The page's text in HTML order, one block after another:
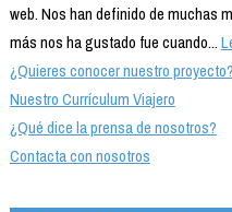
web. Nos han definido de muchas
más nos ha gustado fue cuando...
¿Quieres conocer nuestro proyecto?
Nuestro Currículum Viajero
¿Qué dice la prensa de nosotros?
Contacta con nosotros